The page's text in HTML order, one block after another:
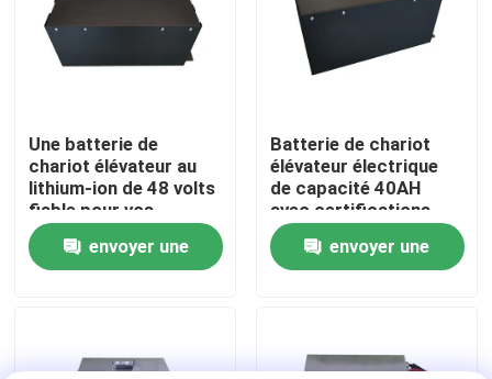
Contrôle de qualité
batterie au lithium de chariot élévateur
Lithium électrique Ion Battery de chariot élévateur
Batterie de camion de palette
Une batterie de
chariot élévateur au
lithium-ion de 48 volts
fiable pour vos
besoins industriels
envoyer une
Batterie de chariot
élévateur électrique
de capacité 40AH
avec certifications
internationales
envoyer une